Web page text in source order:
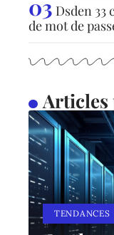
Dsden 33
de mot de
Articles
TENDANCES